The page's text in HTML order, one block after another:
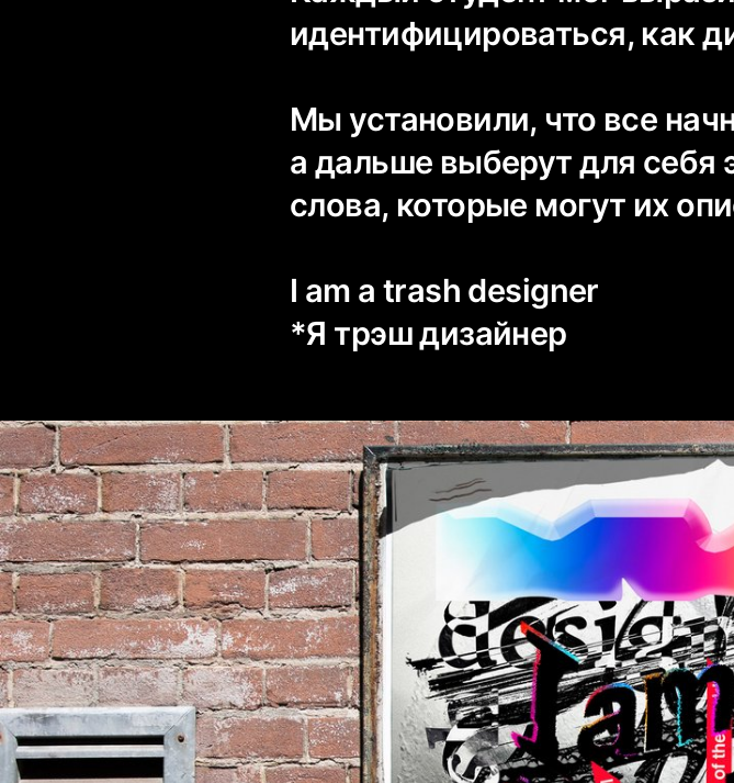
идентифицироваться, как
Мы установили, что все
а дальше выберут для себя
слова, которые могут их
I am a trash designer
*Я трэш дизайнер